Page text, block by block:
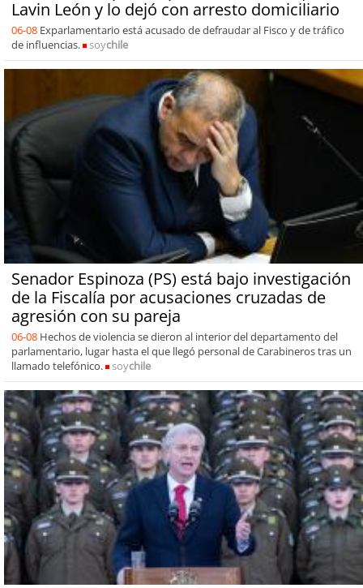
Lavin León y lo dejó con arresto domiciliario
06-08 Exparlamentario está acusado de defraudar al Fisco y de tráfico
de influencias.
soychile
Senador Espinoza (PS) está bajo investigación
de la Fiscalía por acusaciones cruzadas de
agresión con su pareja
06-08 Hechos de violencia se dieron al interior del departamento del
parlamentario, lugar hasta el que llegó personal de Carabineros tras un
llamado telefónico.
soychile